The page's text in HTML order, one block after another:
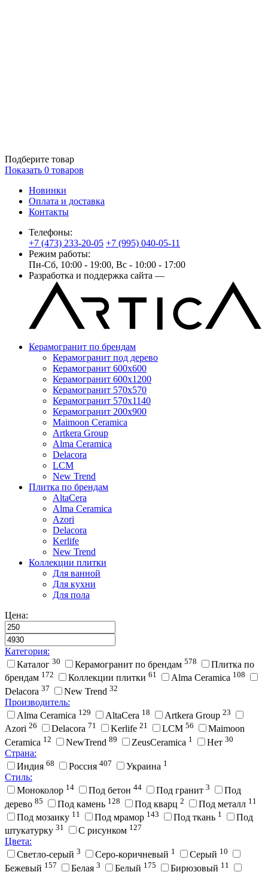
Подберите товар
Показать 0 товаров
Новинки
Оплата и доставка
Контакты
Телефоны:
+7 (473) 233-20-05 +7 (995) 040-05-11
Режим работы:
Пн-Сб, 10:00 - 19:00, Вс - 10:00 - 17:00
Разработка и поддержка сайта —
Керамогранит по брендам
Керамогранит под дерево
Керамогранит 600x600
Керамогранит 600x1200
Керамогранит 570x570
Керамогранит 570x1140
Керамогранит 200x900
Maimoon Ceramica
Artkera Group
Alma Ceramica
Delacora
LCM
New Trend
Плитка по брендам
AltaCera
Аlma Ceramica
Azori
Delacora
Kerlife
New Trend
Коллекции плитки
Для ванной
Для кухни
Для пола
Цена:
Категория:
Каталог 30 Керамогранит по брендам 578
Плитка по
брендам 172 Коллекции плитки 61 Alma Ceramica 108
Delacora 37 New Trend 32
Производитель:
Alma Ceramica 129 AltaCera 18 Artkera Group 23
Azori 26 Delacora 71 Kerlife 21 LCM 56
Maimoon
Ceramica 12 NewTrend 89 ZeusCeramica 1 Нет 30
Страна:
Индия 68 Россия 407 Украина 1
Стиль:
Моноколор 14 Под бетон 44 Под гранит 3
Под
дерево 85 Под камень 128 Под кварц 2 Под металл 11
Под мозаику 11 Под мрамор 143 Под ткань 1
Под
штукатурку 31 С рисунком 127
Цвета:
Cветло-серый 3 Cеро-коричневый 1 Cерый 10
Бежевый 157 Белая 3 Белый 175 Бирюзовый 11